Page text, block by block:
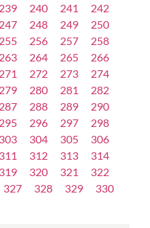
239 240 241
242
247 248 249
250
255 256 257
258
263 264 265
266
271 272 273
274
279 280 281
282
287 288 289
290
295 296 297
298
303 304 305
306
311 312 313
314
319 320 321
322
327 328 329 330